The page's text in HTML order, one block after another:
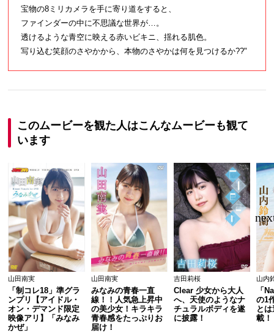
宝物の8ミリカメラを手に寄り道をすると、
ファインダーの中に不思議な世界が…。
透けるような青空に映える赤いビキニ、揺れる肌色。
写り込む笑顔のさやかから、本物のさやかは何を見つけるか??"
このムービーを観た人はこんなムービーも観て
います
山田南実
「制コレ18」準グラ
ンプリ【アイドル・
オン・デマンド限定
映像アリ】「みなみ
かぜ」
山田南実
みなみの青春一直
線！！人気急上昇中
の美少女！キラキラ
青春感をたっぷりお
届け！
吉田莉桜
Clear 少女から大人
へ、天使のようなナ
チュラルボディを遂
に披露！
山内
「
の1
と
載！